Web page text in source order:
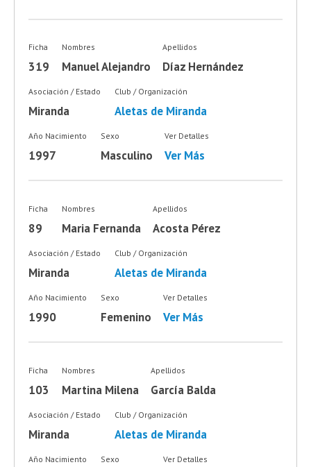
Ficha
319
Nombres
Manuel Alejandro
Apellidos
Díaz Hernández
Asociación / Estado
Miranda
Club / Organización
Aletas de Miranda
Año Nacimiento
1997
Sexo
Masculino
Ver Detalles
Ver Más
Ficha
89
Nombres
Maria Fernanda
Apellidos
Acosta Pérez
Asociación / Estado
Miranda
Club / Organización
Aletas de Miranda
Año Nacimiento
1990
Sexo
Femenino
Ver Detalles
Ver Más
Ficha
103
Nombres
Martina Milena
Apellidos
García Balda
Asociación / Estado
Miranda
Club / Organización
Aletas de Miranda
Año Nacimiento Sexo Ver Detalles